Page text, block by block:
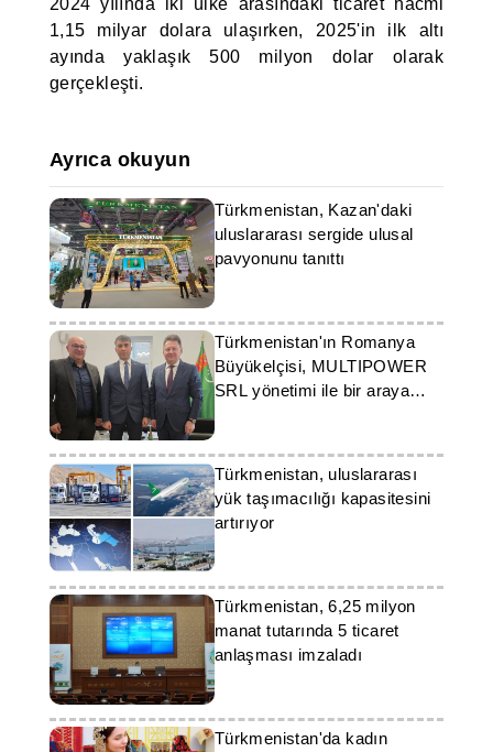
2024 yılında iki ülke arasındaki ticaret hacmi
1,15 milyar dolara ulaşırken, 2025'in ilk altı
ayında yaklaşık 500 milyon dolar olarak
gerçekleşti.
Ayrıca okuyun
Türkmenistan, Kazan'daki
uluslararası sergide ulusal
pavyonunu tanıttı
Türkmenistan'ın Romanya
Büyükelçisi, MULTIPOWER
SRL yönetimi ile bir araya
geldi
Türkmenistan, uluslararası
yük taşımacılığı kapasitesini
artırıyor
Türkmenistan, 6,25 milyon
manat tutarında 5 ticaret
anlaşması imzaladı
Türkmenistan'da kadın